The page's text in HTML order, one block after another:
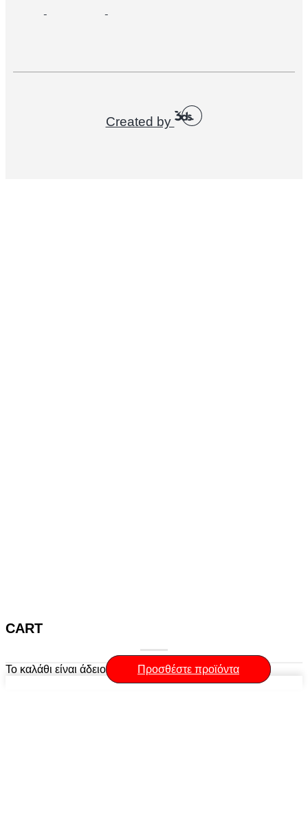
Created by
CART
Το καλάθι είναι άδειο Προσθέστε προϊόντα